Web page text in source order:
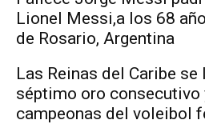
Lionel Messi,a los 68
de Rosario, Argentina
Las Reinas del Caribe se
séptimo oro consecutivo
campeonas del voleibol